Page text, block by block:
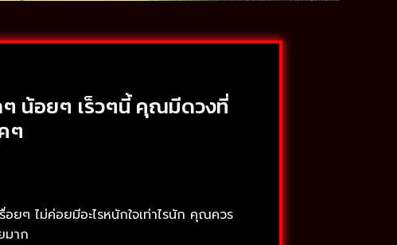
ๆ น้อยๆ เร็วๆนี้ คุณมีดวงที่
ๆ
ยๆ ไม่ค่อยมีอะไรหนักใจเท่าไรนัก คุณควร
มาก